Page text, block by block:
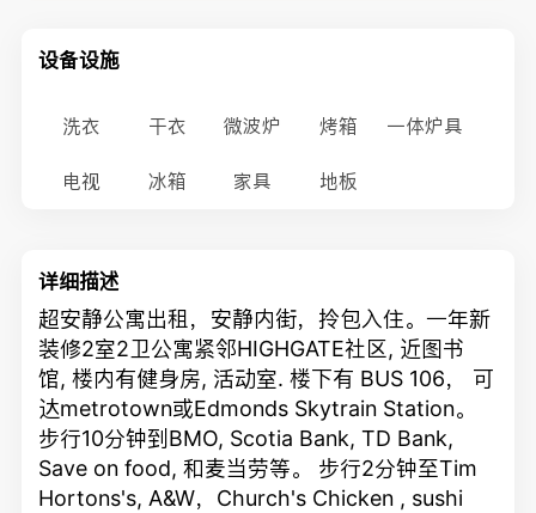
设备设施
洗衣 干衣 微波炉 烤箱 一体炉具
电视 冰箱 家具 地板
详细描述
超安静公寓出租，安静内街，拎包入住。一年新
装修2室2卫公寓紧邻HIGHGATE社区, 近图书
馆, 楼内有健身房, 活动室. 楼下有 BUS 106， 可
达metrotown或Edmonds Skytrain Station。
步行10分钟到BMO, Scotia Bank, TD Bank,
Save on food, 和麦当劳等。 步行2分钟至Tim
Hortons's, A&W，Church's Chicken , sushi